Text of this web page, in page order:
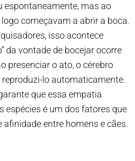
espontaneamente, mas ao
começavam a abrir a boca.
isso acontece
da vontade de bocejar ocorre
presenciar o ato, o cérebro
lo automaticamente.
que essa empatia
espécies é um dos fatores que
afinidade entre homens e cães.